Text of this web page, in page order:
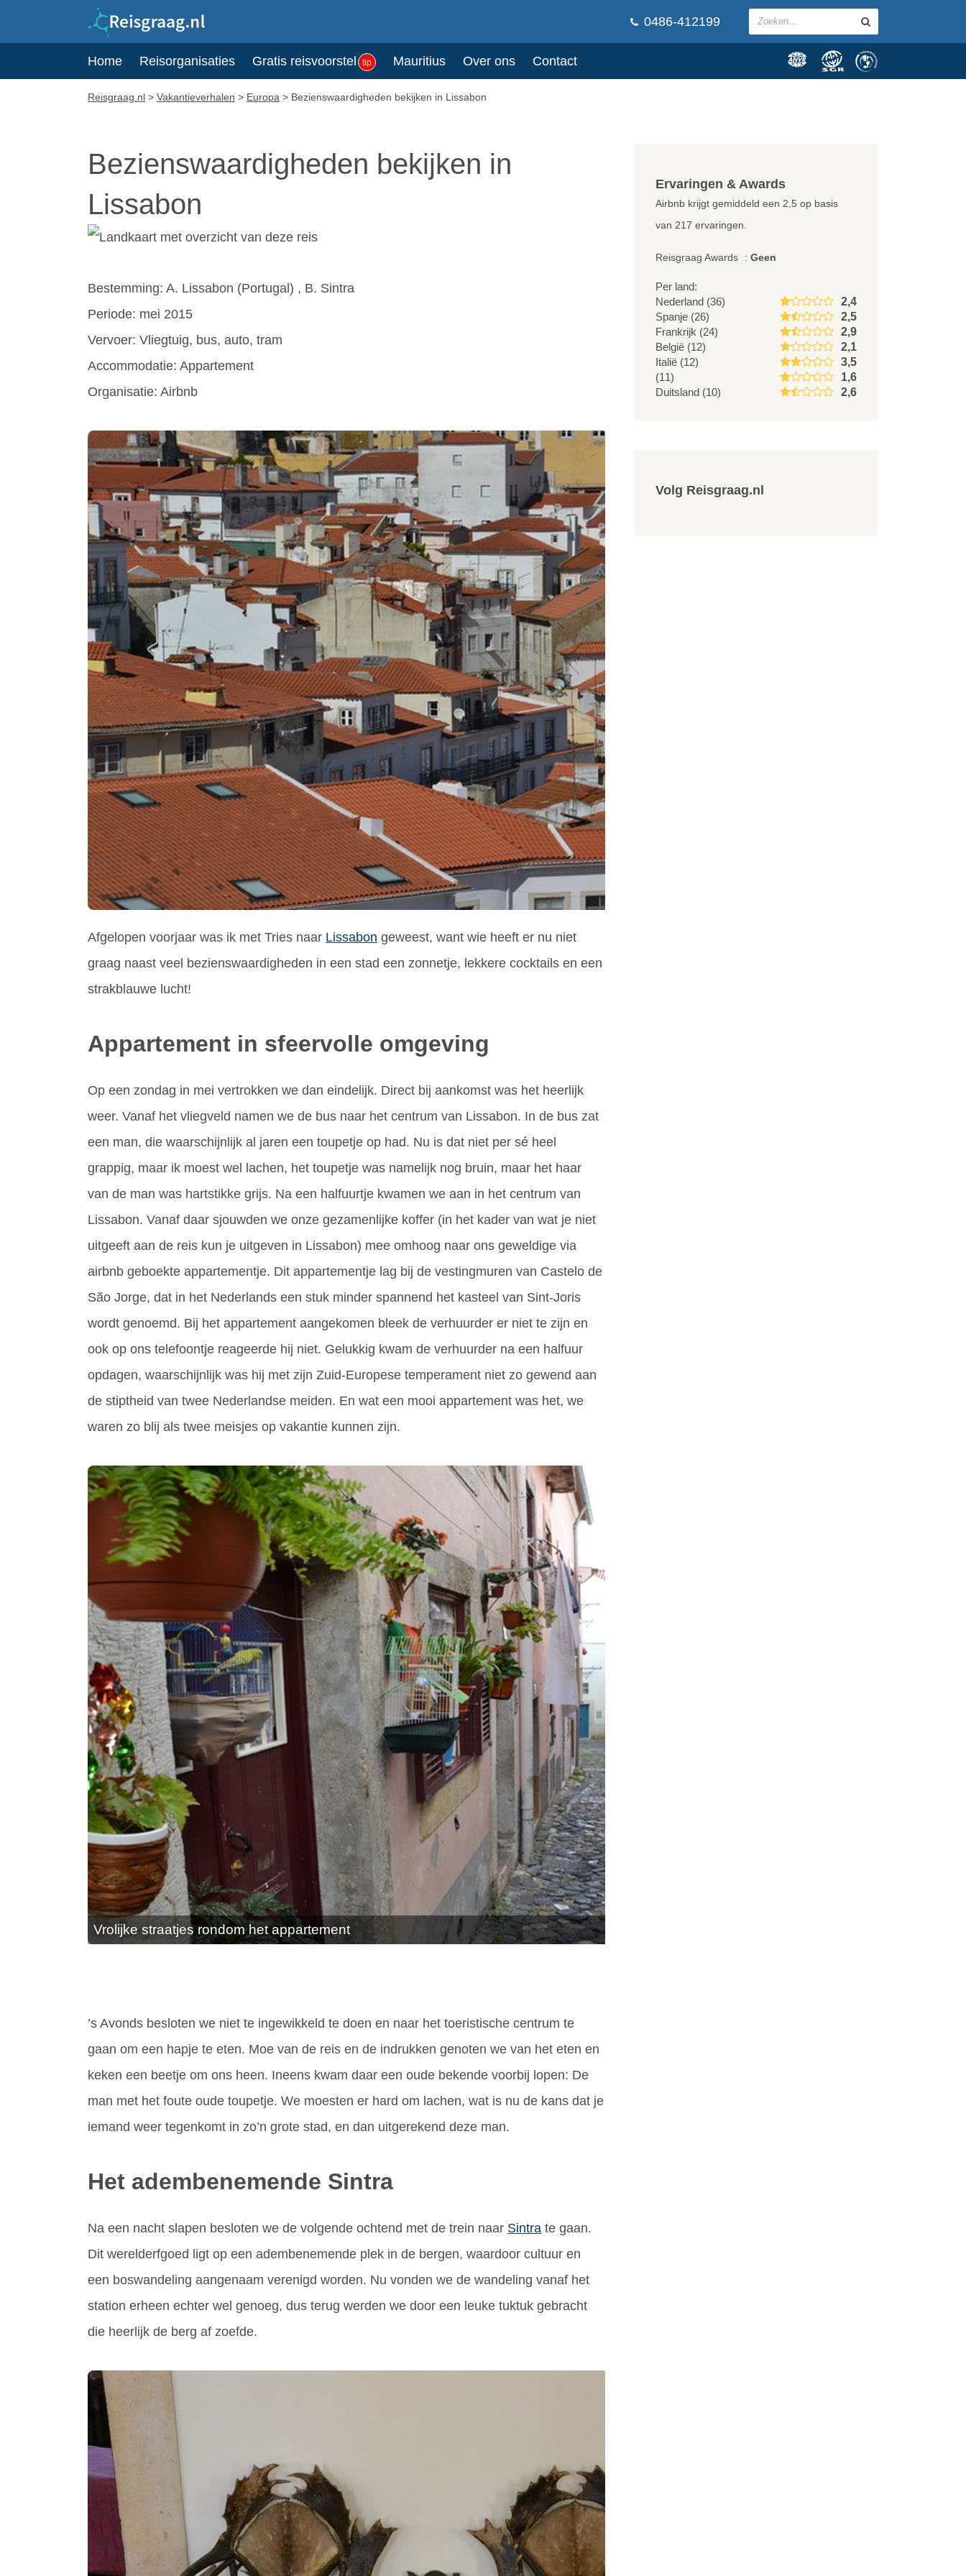
0486-412199
Home Reisorganisaties Gratis reisvoorstel tip Mauritius Over ons Contact
Reisgraag.nl > Vakantieverhalen > Europa > Bezienswaardigheden bekijken in Lissabon
Bezienswaardigheden bekijken in
Lissabon
Bestemming: A. Lissabon (Portugal) , B. Sintra
Periode: mei 2015
Vervoer: Vliegtuig, bus, auto, tram
Accommodatie: Appartement
Organisatie: Airbnb
Afgelopen voorjaar was ik met Tries naar Lissabon geweest, want wie heeft er nu niet
graag naast veel bezienswaardigheden in een stad een zonnetje, lekkere cocktails en een
strakblauwe lucht!
Appartement in sfeervolle omgeving
Op een zondag in mei vertrokken we dan eindelijk. Direct bij aankomst was het heerlijk
weer. Vanaf het vliegveld namen we de bus naar het centrum van Lissabon. In de bus zat
een man, die waarschijnlijk al jaren een toupetje op had. Nu is dat niet per sé heel
grappig, maar ik moest wel lachen, het toupetje was namelijk nog bruin, maar het haar
van de man was hartstikke grijs. Na een halfuurtje kwamen we aan in het centrum van
Lissabon. Vanaf daar sjouwden we onze gezamenlijke koffer (in het kader van wat je niet
uitgeeft aan de reis kun je uitgeven in Lissabon) mee omhoog naar ons geweldige via
airbnb geboekte appartementje. Dit appartementje lag bij de vestingmuren van Castelo de
São Jorge, dat in het Nederlands een stuk minder spannend het kasteel van Sint-Joris
wordt genoemd. Bij het appartement aangekomen bleek de verhuurder er niet te zijn en
ook op ons telefoontje reageerde hij niet. Gelukkig kwam de verhuurder na een halfuur
opdagen, waarschijnlijk was hij met zijn Zuid-Europese temperament niet zo gewend aan
de stiptheid van twee Nederlandse meiden. En wat een mooi appartement was het, we
waren zo blij als twee meisjes op vakantie kunnen zijn.
Vrolijke straatjes rondom het appartement
’s Avonds besloten we niet te ingewikkeld te doen en naar het toeristische centrum te
gaan om een hapje te eten. Moe van de reis en de indrukken genoten we van het eten en
keken een beetje om ons heen. Ineens kwam daar een oude bekende voorbij lopen: De
man met het foute oude toupetje. We moesten er hard om lachen, wat is nu de kans dat je
iemand weer tegenkomt in zo’n grote stad, en dan uitgerekend deze man.
Het adembenemende Sintra
Na een nacht slapen besloten we de volgende ochtend met de trein naar Sintra te gaan.
Dit werelderfgoed ligt op een adembenemende plek in de bergen, waardoor cultuur en
een boswandeling aangenaam verenigd worden. Nu vonden we de wandeling vanaf het
station erheen echter wel genoeg, dus terug werden we door een leuke tuktuk gebracht
die heerlijk de berg af zoefde.
Ervaringen & Awards
Airbnb krijgt gemiddeld een 2,5 op basis
van 217 ervaringen.
Reisgraag Awards : Geen
Per land:
Nederland (36)
2,4
Spanje (26)
2,5
Frankrijk (24)
2,9
België (12)
2,1
Italië (12)
3,5
(11)
1,6
Duitsland (10)
2,6
Volg Reisgraag.nl